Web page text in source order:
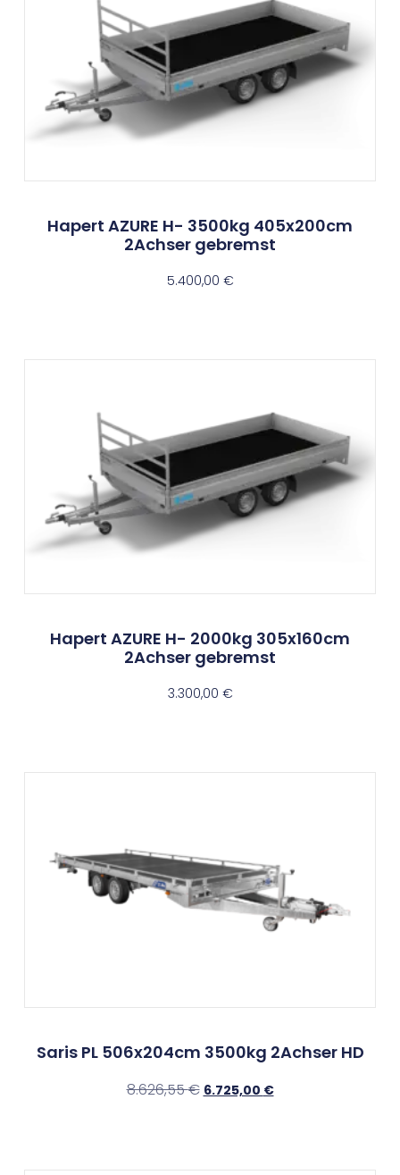
Hapert AZURE H- 3500kg 405x200cm
2Achser gebremst
5.400,00 €
Hapert AZURE H- 2000kg 305x160cm
2Achser gebremst
3.300,00 €
Saris PL 506x204cm 3500kg 2Achser HD
8.626,55€ 6.725,00 €